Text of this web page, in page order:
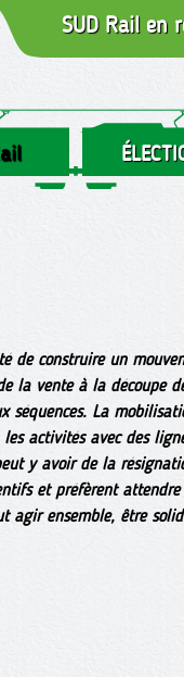
SUD Rail en
de construire un
la vente à la découpe
séquences. La
activités avec des
y avoir de la
et préfèrent
agir ensemble, être